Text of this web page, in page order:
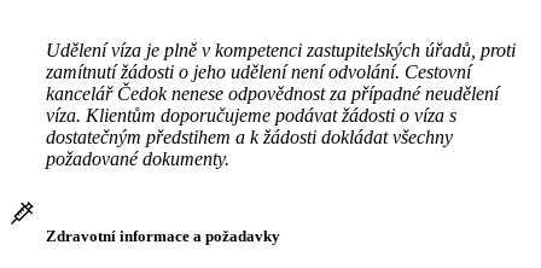
Udělení víza je plně v kompetenci zastupitelských úřadů, proti
zamítnutí žádosti o jeho udělení není odvolání. Cestovní
kancelář Čedok nenese odpovědnost za případné neudělení
víza. Klientům doporučujeme podávat žádosti o víza s
dostatečným předstihem a k žádosti dokládat všechny
požadované dokumenty.
Zdravotní informace a požadavky